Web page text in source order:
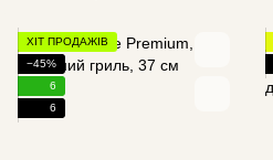
ХІТ ПРОДАЖІВ
−45%
6
6